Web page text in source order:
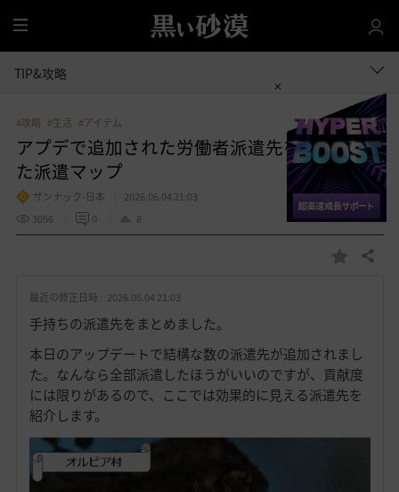
全
体
TIP&攻略
#攻略 #生活 #アイテム
アプデで追加された労働者派遣先を中心とし
た派遣マップ
ザンナック-日本
2026.06.04 21:03
3056
0 8
お
り
共有する
最近の修正日時 : 2026.06.04 21:03
手持ちの派遣先をまとめました。
本日のアップデートで結構な数の派遣先が追加されまし
た。なんなら全部派遣したほうがいいのですが、貢献度
には限りがあるので、ここでは効果的に見える派遣先を
紹介します。